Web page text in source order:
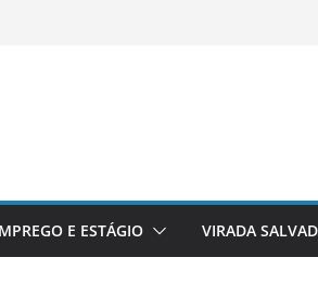
E ESTÁGIO VIRADA